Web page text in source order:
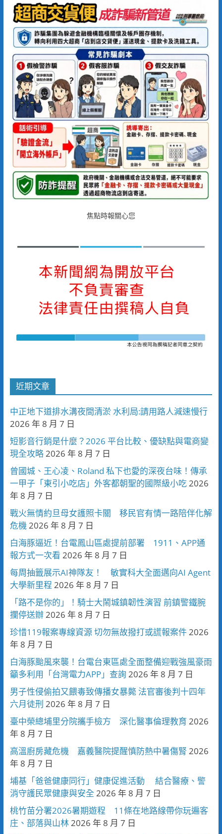
焦點時報關心您
近期文章
中正地下道排水溝夜間清淤 水利局:請用路人減速慢行
2026 年 8 月 7 日
短影音行銷是什麼？2026 平台比較、優缺點與電商變
現全攻略2026 年 8 月 7 日
曾國城、王心凌、Roland 私下也愛的深夜台味！傳承
一甲子「東引小吃店」外客都朝聖的國際級小吃2026
年 8 月 7 日
戰火無情約旦母女護照卡關 移民官有情一路陪伴化解
危機2026 年 8 月 7 日
白海豚逼近！台電鳳山區處提前部署 1911、APP通
報方式一次看 2026 年 8 月 7 日
每周抽籤展示AI神隊友！ 敏實科大全面邁向AI Agent
大學新里程 2026 年 8 月 7 日
「路不是你的」！騎士大鬧城鎮韌性演習 前鎮警鐵腕
攔停送辦2026 年 8 月 7 日
珍惜119報案專線資源 切勿無故撥打或謊報案件2026
年 8 月 7 日
白海豚颱風來襲！台電台東區處全面整備迎戰強風豪雨
籲多利用「台灣電力APP」查詢 2026 年 8 月 7 日
男子性侵偷拍又餵毒致傳播女暴斃 法官審後判十四年
六月徒刑 2026 年 8 月 7 日
臺中榮總埔里分院攜手檢方 深化醫事倫理教育 2026
年 8 月 7 日
高溫廚房藏危機 嘉義醫院提醒慎防熱中暑傷腎 2026
年 8 月 7 日
埔基「爸爸健康同行」健康促進活動 結合醫療、警
消守護民眾健康與安全 2026 年 8 月 7 日
桃竹苗分署2026暑期遊程 11條在地路線帶你玩遍客
庄、部落與山林2026 年 8 月 7 日